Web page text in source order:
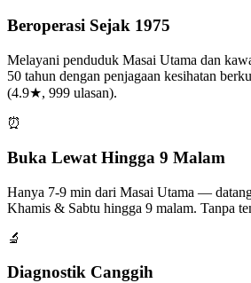
Beroperasi Sejak 1975
Melayani penduduk Masai Utama dan
50 tahun dengan penjagaan kesihatan
(4.9★, 999 ulasan).
⏰
Buka Lewat Hingga 9 Malam
Hanya 7-9 min dari Masai Utama —
Khamis & Sabtu hingga 9 malam. Tanpa
🔬
Diagnostik Canggih